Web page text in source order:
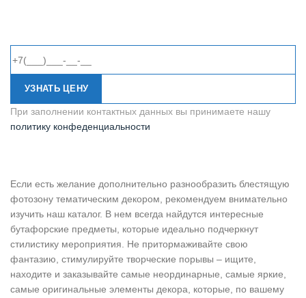
УЗНАТЬ ЦЕНУ
При заполнении контактных данных вы принимаете нашу
политику конфеденциальности
Если есть желание дополнительно разнообразить блестящую
фотозону тематическим декором, рекомендуем внимательно
изучить наш каталог. В нем всегда найдутся интересные
бутафорские предметы, которые идеально подчеркнут
стилистику мероприятия. Не притормаживайте свою
фантазию, стимулируйте творческие порывы – ищите,
находите и заказывайте самые неординарные, самые яркие,
самые оригинальные элементы декора, которые, по вашему